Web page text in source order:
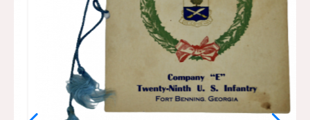
NOEL 1943 O'REILLY HOSPITAL NURSE
CORPS
49,00 €